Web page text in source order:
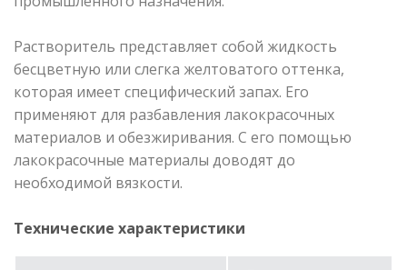
Растворитель представляет собой жидкость
бесцветную или слегка желтоватого оттенка,
которая имеет специфический запах. Его
применяют для разбавления лакокрасочных
материалов и обезжиривания. С его помощью
лакокрасочные материалы доводят до
необходимой вязкости.
Технические характеристики